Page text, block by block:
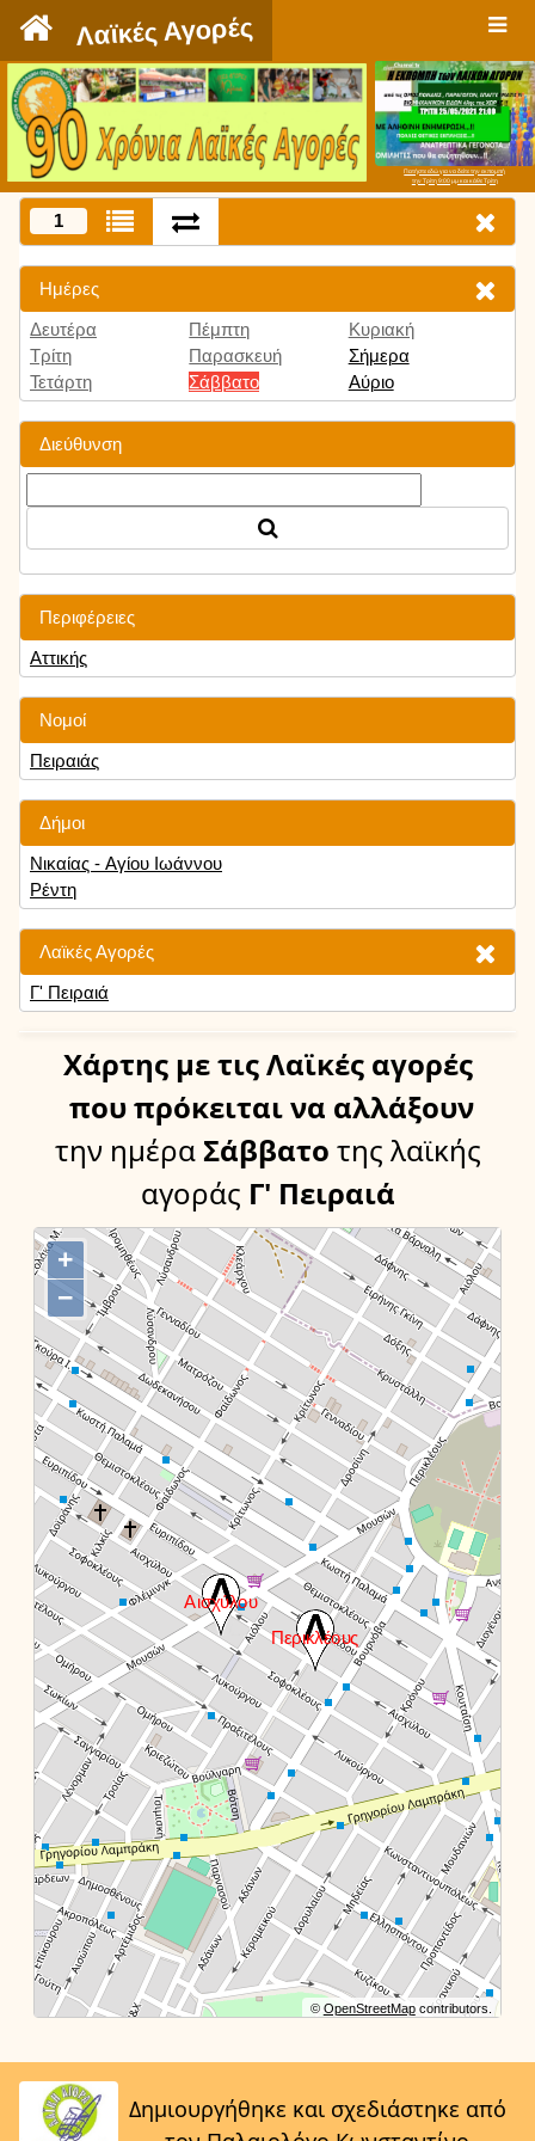
Λαϊκές Αγορές
Πατήστε εδώ για να δείτε την εκπομπή
την Τρίτη 9:00 μμ και κάθε Τρίτη
1
Ημέρες
Δευτέρα
Τρίτη
Τετάρτη
Πέμπτη
Παρασκευή
Σάββατο
Κυριακή
Σήμερα
Αύριο
Διεύθυνση
Περιφέρειες
Αττικής
Νομοί
Πειραιάς
Δήμοι
Νικαίας - Αγίου Ιωάννου
Ρέντη
Λαϊκές Αγορές
Γ' Πειραιά
Χάρτης με τις Λαϊκές αγορές
που πρόκειται να αλλάξουν
την ημέραΣάββατο της λαϊκής
αγοράς Γ' Πειραιά
+
−
© OpenStreetMapcontributors.
Δημιουργήθηκε και σχεδιάστηκε από